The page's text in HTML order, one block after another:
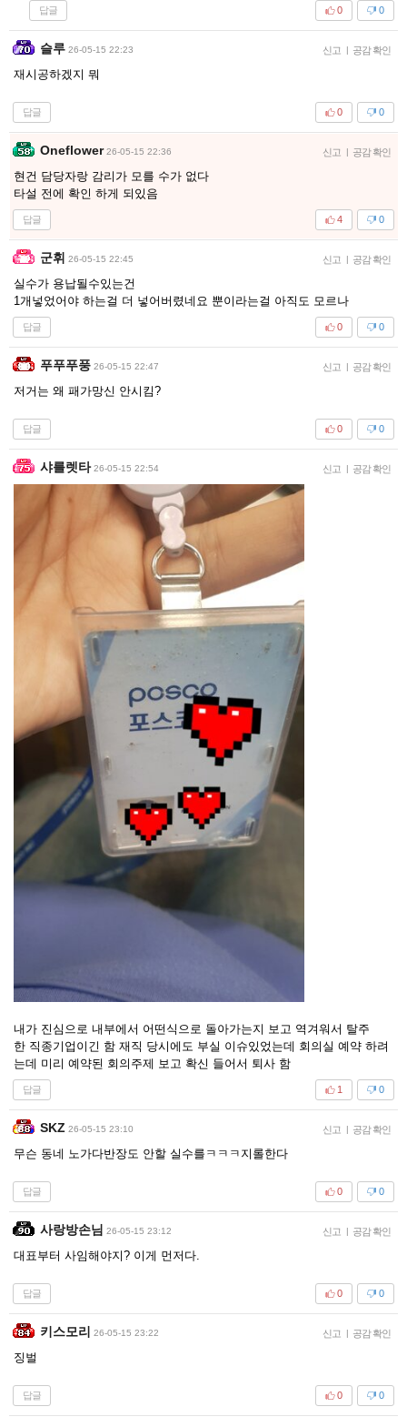
답글 0
0
슬루 26-05-15 22:23 신고 | 공감 확인
재시공하겠지 뭐
답글 0
0
Oneflower 26-05-15 22:36 신고 | 공감 확인
현건 담당자랑 감리가 모를 수가 없다
타설 전에 확인 하게 되있음
답글 0
4
군휘 26-05-15 22:45 신고 | 공감 확인
실수가 용납될수있는건
1개넣었어야 하는걸 더 넣어버렸네요 뿐이라는걸 아직도 모르나
답글 0
0
푸푸푸풍 26-05-15 22:47 신고 | 공감 확인
저거는 왜 패가망신 안시킴?
답글 0
0
샤를렛타 26-05-15 22:54 신고 | 공감 확인
내가 진심으로 내부에서 어떤식으로 돌아가는지 보고 역겨워서 탈주
한 직종기업이긴 함 재직 당시에도 부실 이슈있었는데 회의실 예약 하려
는데 미리 예약된 회의주제 보고 확신 들어서 퇴사 함
답글 0
1
SKZ 26-05-15 23:10 신고 | 공감 확인
무슨 동네 노가다반장도 안할 실수를ㅋㅋㅋ지롤한다
답글 0
0
사랑방손님 26-05-15 23:12 신고 | 공감 확인
대표부터 사임해야지? 이게 먼저다.
답글 0
0
키스모리 26-05-15 23:22 신고 | 공감 확인
징벌
답글 0
0